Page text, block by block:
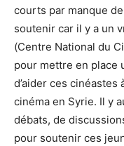
courts par manque
soutenir car il y a un
(Centre National du
pour mettre en place
d’aider ces
cinéma en Syrie. Il y
débats, de
pour soutenir ces